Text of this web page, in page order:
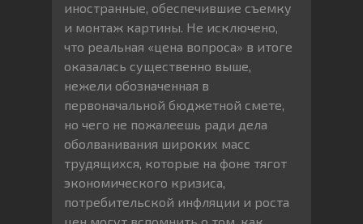
иностранные, обеспечившие съемку
и монтаж картины. Не исключено,
что реальная «цена вопроса» в итоге
оказалась существенно выше,
нежели обозначенная в
первоначальной бюджетной смете,
но чего не пожалеешь ради дела
оболванивания широких масс
трудящихся, которые на фоне тягот
экономического кризиса,
потребительской инфляции и роста